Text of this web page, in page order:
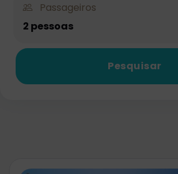
Passageiros
2 pessoas
Pesquisar